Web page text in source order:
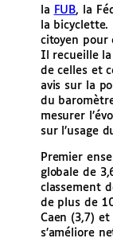
la
FUB, la
la
citoyen pour
Il recueille la
de celles et
avis sur la
du
mesurer
sur l’usage
Premier
globale de
classement
de plus de
Caen (3,7)
s’améliore